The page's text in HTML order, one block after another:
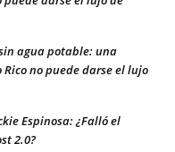
agua potable: una
no puede darse el lujo
Espinosa: ¿Falló el
2.0?